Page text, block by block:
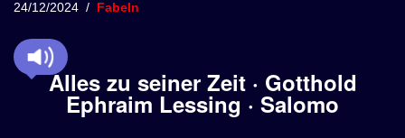
p
r
24/12/2024 Fabeln
Alles zu seiner Zeit · Gotthold
Ephraim Lessing · Salomo